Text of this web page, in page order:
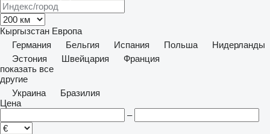
Кыргызстан Европа
Германия
Бельгия Испания Польша
Нидерланды
Эстония
Швейцария
Франция
показать все
другие
Украина
Бразилия
Цена
–